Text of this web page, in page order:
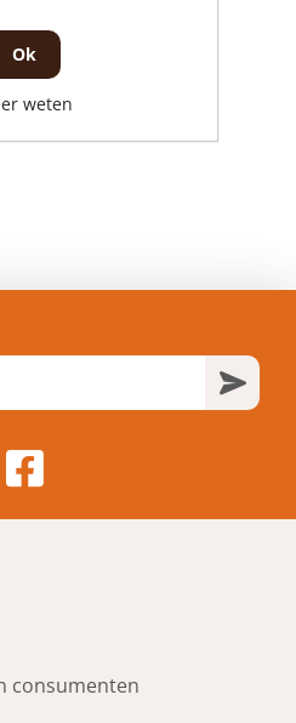
tonen
consumenten
Ok
weten